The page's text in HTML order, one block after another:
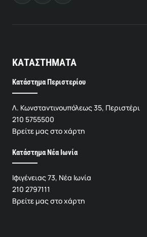
ΚΑΤΑΣΤΗΜΑΤΑ
Κατάστημα Περιστερίου
Λ. Κωνσταντινουπόλεως 35, Περιστέρι
210 5755500
Βρείτε μας στο χάρτη
Κατάστημα Νέα Ιωνία
Ιφιγένειας 73, Νέα Ιωνία
210 2797111
Βρείτε μας στο χάρτη